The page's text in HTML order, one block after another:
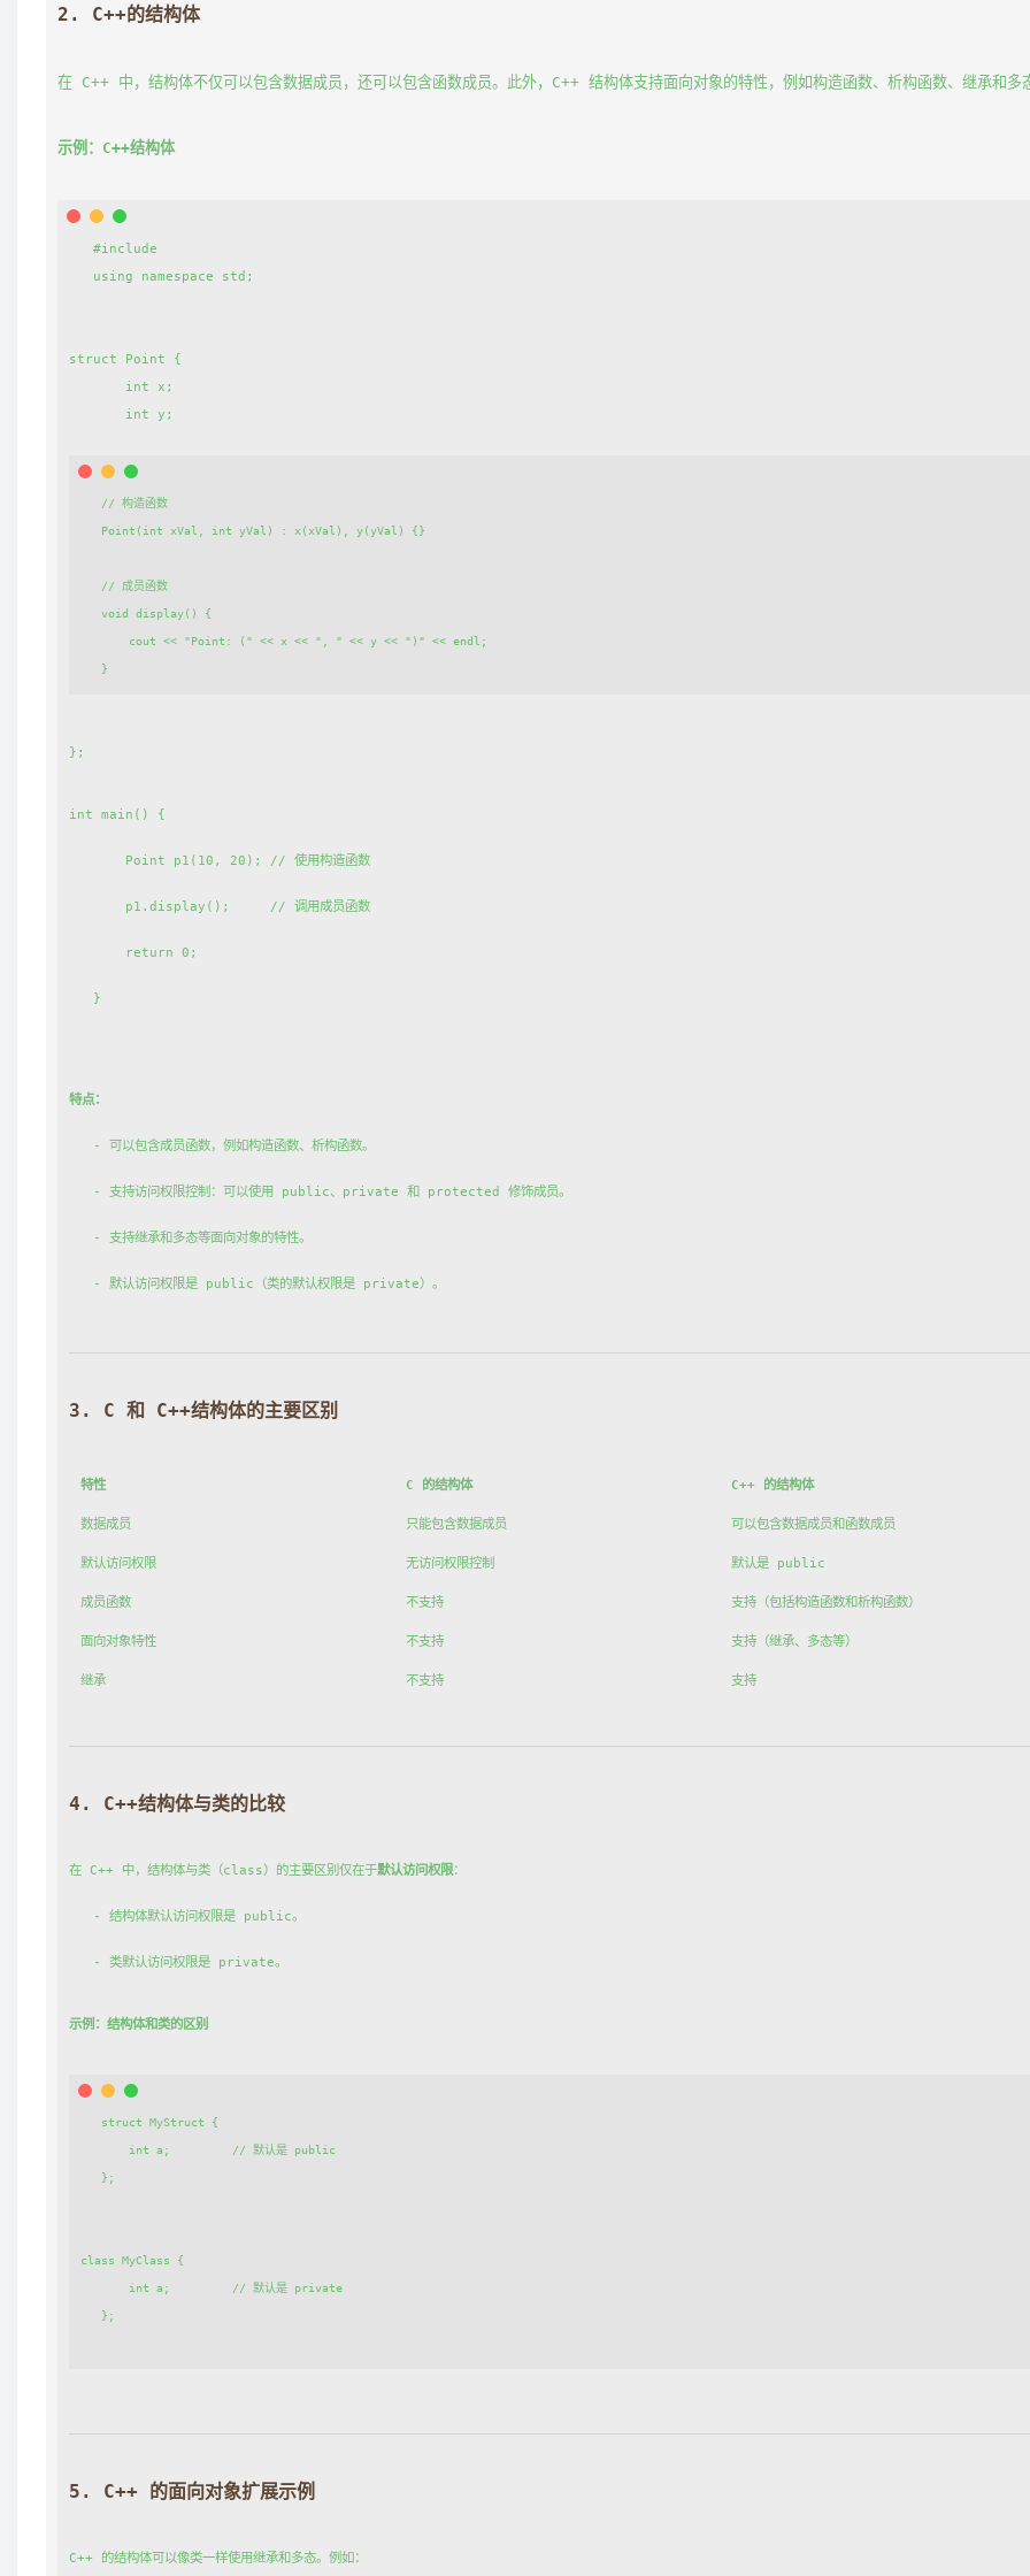
2. C++的结构体
在 C++ 中，结构体不仅可以包含数据成员，还可以包含函数成员。此外，C++ 结构体支持面向对象的特性，例如构造函数、析构函数、继承和多
示例：C++结构体
   #include
   using namespace std;
struct Point {
       int x;
       int y;
   // 构造函数
   Point(int xVal, int yVal) : x(xVal), y(yVal) {}
   // 成员函数
   void display() {
       cout << "Point: (" << x << ", " << y << ")" << endl;
};
int main() {
       Point p1(10, 20); // 使用构造函数
       p1.display();     // 调用成员函数
       return 0;
   }
特点：
   - 可以包含成员函数，例如构造函数、析构函数。
   - 支持访问权限控制：可以使用
public、 private 和 protected 修饰成员。
   - 支持继承和多态等面向对象的特性。
   - 默认访问权限是
public （类的默认权限是 private）。
3. C 和 C++结构体的主要区别
特性 C 的结构体 C++ 的结构体
数据成员 只能包含数据成员 可以包含数据成员和函数成员
默认访问权限 无访问权限控制 默认是 public
成员函数 不支持 支持（包括构造函数和析构函数）
面向对象特性 不支持 支持（继承、多态等）
继承 不支持 支持
4. C++结构体与类的比较
在 C++ 中，结构体与类（class）的主要区别仅在于默认访问权限：
   - 结构体默认访问权限是
public。
   - 类默认访问权限是
private。
示例：结构体和类的区别
   struct MyStruct {
       int a;         // 默认是 public
   };
class MyClass {
       int a;         // 默认是 private
   };
5. C++ 的面向对象扩展示例
C++ 的结构体可以像类一样使用继承和多态。例如：